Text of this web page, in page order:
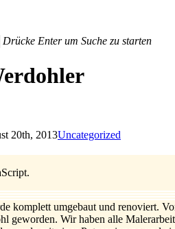
Drücke Enter um Suche zu starten
20th, 2013Uncategorized
komplett umgebaut und renoviert.
geworden. Wir haben alle